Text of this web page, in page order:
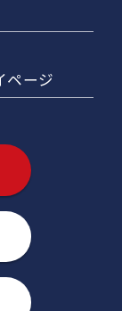
ページ